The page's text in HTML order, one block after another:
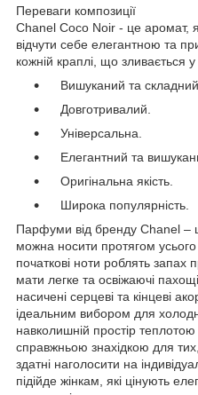
Переваги композиції
Chanel Coco Noir - це аромат,
відчути себе елегантною та
кожній краплі, що зливається
Вишуканий та складний
Довготривалий.
Універсальна.
Елегантний та
Оригінальна якість.
Широка популярність.
Парфуми від бренду Chanel –
можна носити протягом усього
початкові ноти роблять запах
мати легке та освіжаючі
насичені серцеві та кінцеві
ідеальним вибором для
навколишній простір
справжньою знахідкою для
здатні наголосити на
підійде жінкам, які цінують